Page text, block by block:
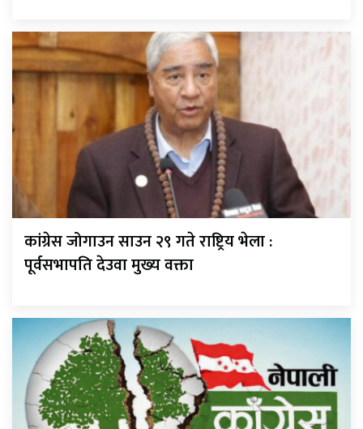
कांग्रेस जोगाउन साउन २९ गते राष्ट्रिय भेला :
पूर्वसभापति देउवा मुख्य वक्ता